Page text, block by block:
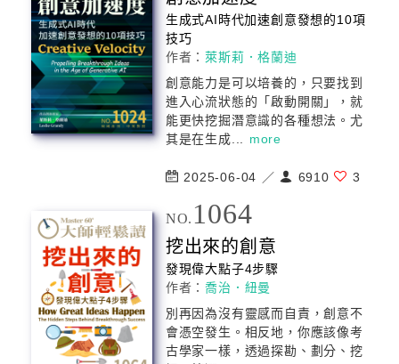
生成式AI時代加速創意發想的10項
技巧
作者：萊斯莉．格蘭迪
創意能力是可以培養的，只要找到
進入心流狀態的「啟動開關」，就
能更快挖掘潛意識的各種想法。尤
其是在生成... more
2025-06-04 ／ 6910 3
NO. 1064
挖出來的創意
發現偉大點子4步驟
作者：喬治．紐曼
別再因為沒有靈感而自責，創意不
會憑空發生。相反地，你應該像考
古學家一樣，透過探勘、劃分、挖